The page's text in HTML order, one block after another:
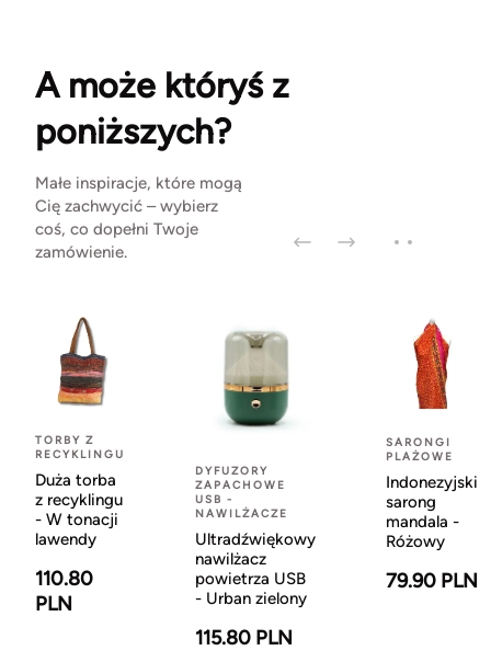
A może któryś z
poniższych?
Małe inspiracje, które mogą
Cię zachwycić – wybierz
coś, co dopełni Twoje
zamówienie.
TORBY Z
RECYKLINGU
Duża torba
z recyklingu
- W tonacji
lawendy
110.80
PLN
DYFUZORY
ZAPACHOWE
USB -
NAWILŻACZE
Ultradźwiękowy
nawilżacz
powietrza USB
- Urban zielony
115.80 PLN
SARONGI
PLAŻOWE
Indonezyjski
sarong
mandala -
Różowy
79.90 PLN